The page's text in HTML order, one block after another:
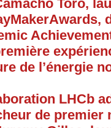
Toro,
de l’énergie
LHCb
de premier